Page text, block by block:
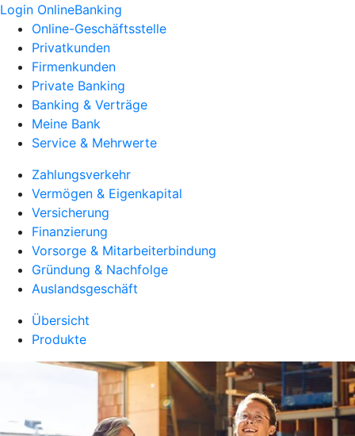
Login OnlineBanking
Online-Geschäftsstelle
Privatkunden
Firmenkunden
Private Banking
Banking & Verträge
Meine Bank
Service & Mehrwerte
Zahlungsverkehr
Vermögen & Eigenkapital
Versicherung
Finanzierung
Vorsorge & Mitarbeiterbindung
Gründung & Nachfolge
Auslandsgeschäft
Übersicht
Produkte